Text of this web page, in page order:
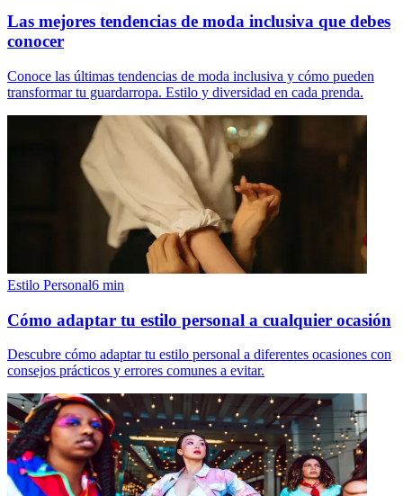
Las mejores tendencias de moda inclusiva que debes
conocer
Conoce las últimas tendencias de moda inclusiva y cómo pueden
transformar tu guardarropa. Estilo y diversidad en cada prenda.
Estilo Personal6 min
Cómo adaptar tu estilo personal a cualquier ocasión
Descubre cómo adaptar tu estilo personal a diferentes ocasiones con
consejos prácticos y errores comunes a evitar.